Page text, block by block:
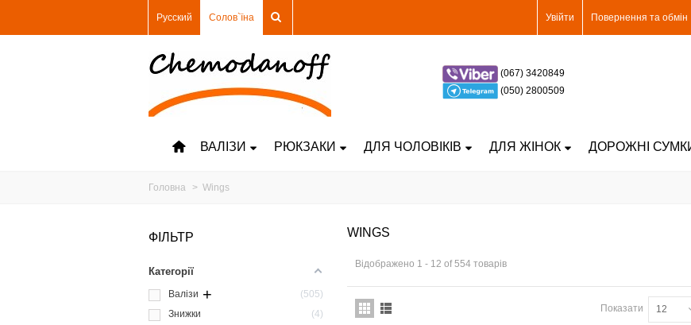
Повернення та обмін
Увійти
Русский Солов`їна
(067) 3420849
(050) 2800509
ВАЛІЗИ РЮКЗАКИ ДЛЯ ЧОЛОВІКІВ ДЛЯ ЖІНОК ДОРОЖНІ
Головна > Wings
ФІЛЬТР
Категорії
Валізи +
505
Знижки
4
WINGS
Відображено 1 - 12 of 554 товарів
Показати 12